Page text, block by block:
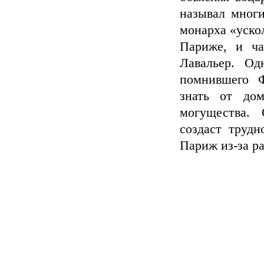
называл
монарха
Париже, и
Лавальер.
помнившего
знать от
могущества.
создаст
Париж из-за